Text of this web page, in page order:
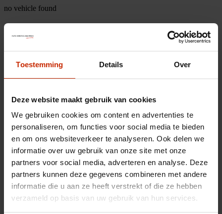
Toestemming Details Over
Deze website maakt gebruik van cookies
We gebruiken cookies om content en advertenties te
personaliseren, om functies voor social media te bieden
en om ons websiteverkeer te analyseren. Ook delen we
informatie over uw gebruik van onze site met onze
partners voor social media, adverteren en analyse. Deze
partners kunnen deze gegevens combineren met andere
informatie die u aan ze heeft verstrekt of die ze hebben
verzameld op basis van uw gebruik van hun services.
no vehicle found